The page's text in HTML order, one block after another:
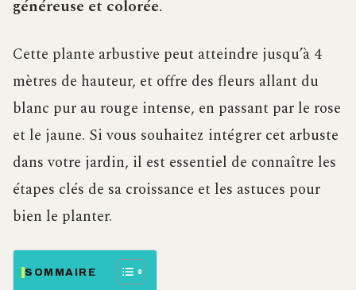
généreuse et colorée.
Cette plante arbustive peut atteindre jusqu’à 4
mètres de hauteur, et offre des fleurs allant du
blanc pur au rouge intense, en passant par le rose
et le jaune. Si vous souhaitez intégrer cet arbuste
dans votre jardin, il est essentiel de connaître les
étapes clés de sa croissance et les astuces pour
bien le planter.
SOMMAIRE